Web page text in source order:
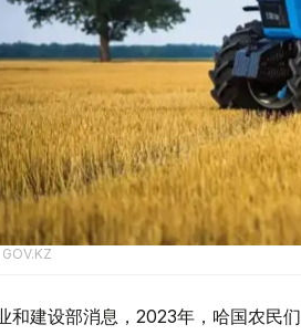
和建设部消息，2023年，哈国农民